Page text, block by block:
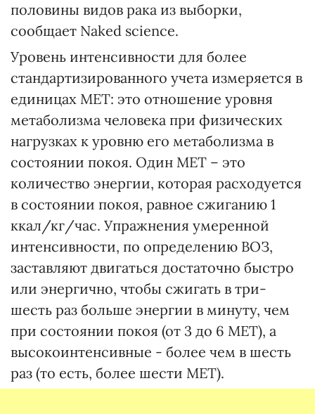
половины видов рака из выборки,
сообщает Naked science.
Уровень интенсивности для более
стандартизированного учета измеряется в
единицах МЕТ: это отношение уровня
метаболизма человека при физических
нагрузках к уровню его метаболизма в
состоянии покоя. Один МЕТ – это
количество энергии, которая расходуется
в состоянии покоя, равное сжиганию 1
ккал/кг/час. Упражнения умеренной
интенсивности, по определению ВОЗ,
заставляют двигаться достаточно быстро
или энергично, чтобы сжигать в три-
шесть раз больше энергии в минуту, чем
при состоянии покоя (от 3 до 6 МЕТ), а
высокоинтенсивные - более чем в шесть
раз (то есть, более шести МЕТ).